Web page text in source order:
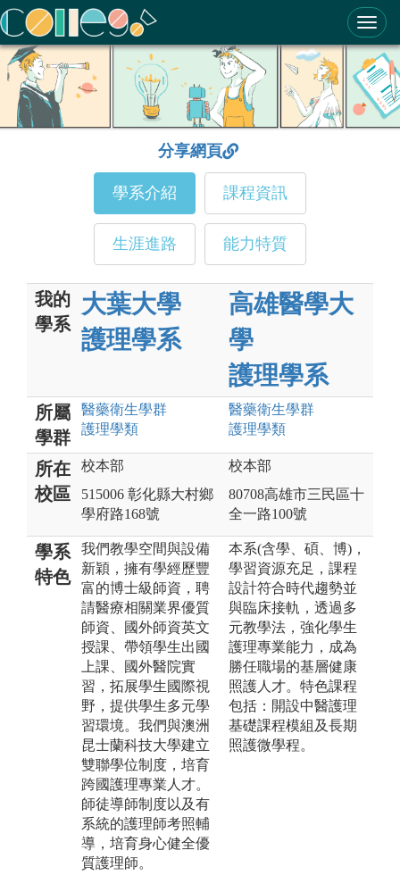
ColleGo! 大學選才與高中育才輔助系統
分享網頁
學系介紹 課程資訊
生涯進路 能力特質
我的
學系
大葉大學
護理學系
高雄醫學大
學
護理學系
所屬
學群
醫藥衛生學群
護理學類
醫藥衛生學群
護理學類
所在
校區
校本部
515006 彰化縣大村鄉
學府路168號
校本部
80708高雄市三民區十
全一路100號
學系
特色
我們教學空間與設備
新穎，擁有學經歷豐
富的博士級師資，聘
請醫療相關業界優質
師資、國外師資英文
授課、帶領學生出國
上課、國外醫院實
習，拓展學生國際視
野，提供學生多元學
習環境。我們與澳洲
昆士蘭科技大學建立
雙聯學位制度，培育
跨國護理專業人才。
師徒導師制度以及有
系統的護理師考照輔
導，培育身心健全優
質護理師。
本系(含學、碩、博)，
學習資源充足，課程
設計符合時代趨勢並
與臨床接軌，透過多
元教學法，強化學生
護理專業能力，成為
勝任職場的基層健康
照護人才。特色課程
包括：開設中醫護理
基礎課程模組及長期
照護微學程。